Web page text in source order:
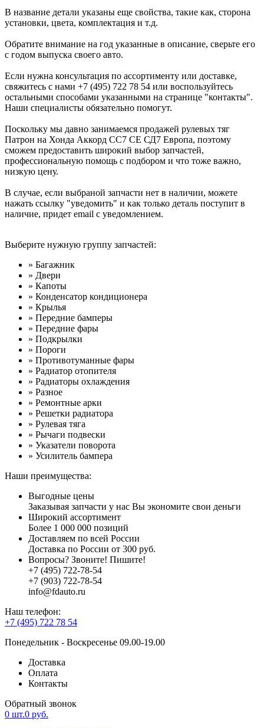
В название детали указаны еще свойства, такие как, сторона
установки, цвета, комплектация и т.д.
Обратите внимание на год указанные в описание, сверьте его
с годом выпуска своего авто.
Если нужна консультация по ассортименту или доставке,
свяжитесь с нами +7 (495) 722 78 54 или воспользуйтесь
остальными способами указанными на странице "контакты".
Наши специалисты обязательно помогут.
Поскольку мы давно занимаемся продажей рулевых тяг
Патрон на Хонда Аккорд СС7 СЕ СД7 Европа, поэтому
сможем предоставить широкий выбор запчастей,
профессиональную помощь с подбором и что тоже важно,
низкую цену.
В случае, если выбраной запчасти нет в наличии, можете
нажать ссылку "уведомить" и как только деталь поступит в
наличие, придет email с уведомлением.
Выберите нужную группу запчастей:
» Багажник
» Двери
» Капоты
» Конденсатор кондиционера
» Крылья
» Передние бамперы
» Передние фары
» Подкрылки
» Пороги
» Противотуманные фары
» Радиатор отопителя
» Радиаторы охлаждения
» Разное
» Ремонтные арки
» Решетки радиатора
» Рулевая тяга
» Рычаги подвески
» Указатели поворота
» Усилитель бампера
Наши преимущества:
Выгодные цены
Заказывая запчасти у нас Вы экономите свои деньги
Широкий ассортимент
Более 1 000 000 позиций
Доставляем по всей России
Доставка по России от 300 руб.
Вопросы? Звоните! Пишите!
+7 (495) 722-78-54
+7 (903) 722-78-54
info@fdauto.ru
Наш телефон:
+7 (495) 722 78 54
Понедельник - Воскресенье 09.00-19.00
Доставка
Оплата
Контакты
Обратный звонок
0 шт.0 руб.